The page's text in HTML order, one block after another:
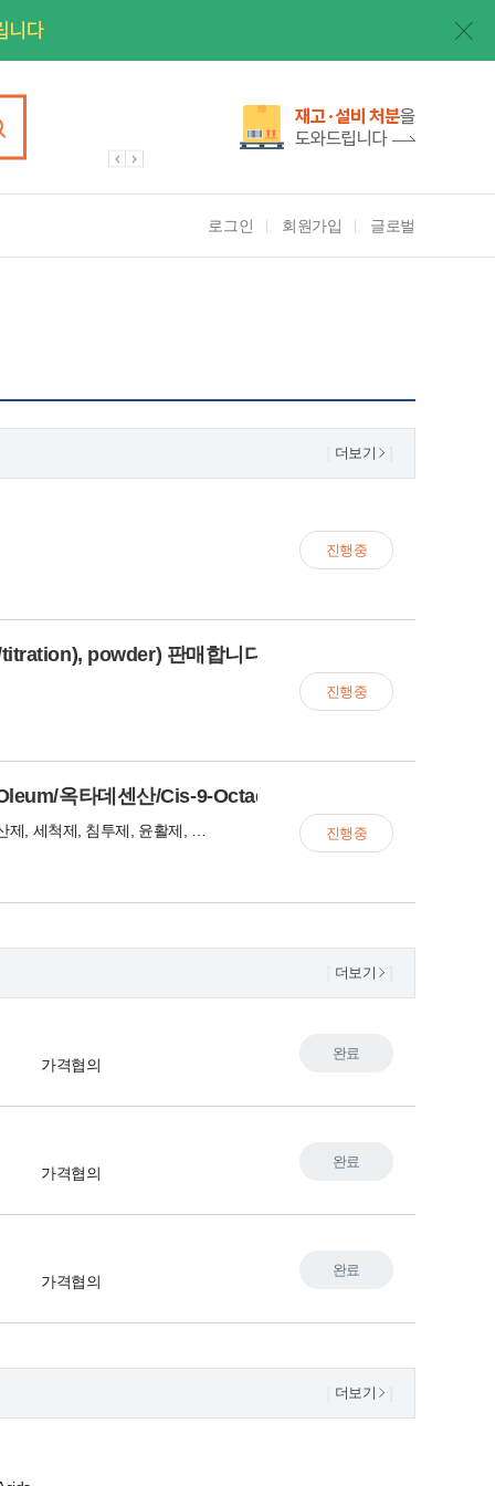
로그인 회원가입 글로벌
더보기
진행중
powder) 판매합니다
진행중
옥타데센산/Cis-9-Octadecenoic Acid
진행중
더보기
가격협의
완료
가격협의
완료
가격협의
완료
더보기